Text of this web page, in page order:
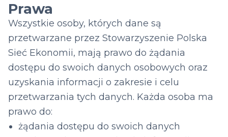
Prawa
Wszystkie osoby, których dane są
przetwarzane przez Stowarzyszenie Polska
Sieć Ekonomii, mają prawo do żądania
dostępu do swoich danych osobowych oraz
uzyskania informacji o zakresie i celu
przetwarzania tych danych. Każda osoba ma
prawo do:
żądania dostępu do swoich danych